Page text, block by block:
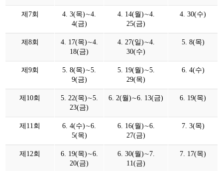
제7회
4. 3(목)∼4.
4(금)
4. 14(월)∼4.
25(금)
4. 30(수)
제8회
4. 17(목)∼4.
18(금)
4. 27(일)∼4.
30(수)
5. 8(목)
제9회
5. 8(목)∼5.
9(금)
5. 19(월)∼5.
29(목)
6. 4(수)
제10회
5. 22(목)∼5.
23(금)
6. 2(월)∼6. 13(금) 6. 19(목)
제11회
6. 4(수)∼6.
5(목)
6. 16(월)∼6.
27(금)
7. 3(목)
제12회
6. 19(목)∼6.
20(금)
6. 30(월)∼7.
11(금)
7. 17(목)